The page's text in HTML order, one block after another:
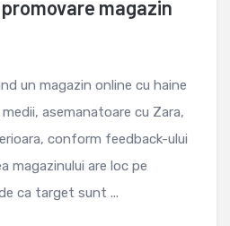
magazin
un magazin online cu haine
asemanatoare cu Zara,
conform feedback-ului
magazinului are loc pe
ca target sunt ...